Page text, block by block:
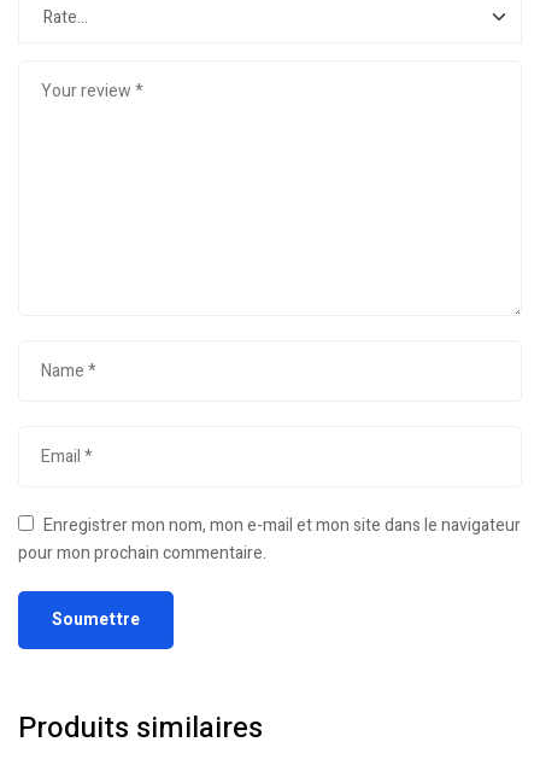
Enregistrer mon nom, mon e-mail et mon site dans le navigateur
pour mon prochain commentaire.
Produits similaires